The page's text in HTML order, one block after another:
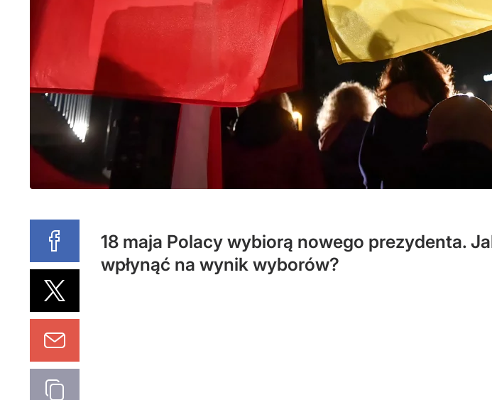
18 maja Polacy wybiorą nowego prezydenta.
wpłynąć na wynik wyborów?